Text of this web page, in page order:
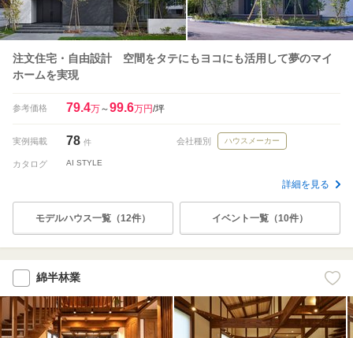
注文住宅・自由設計 空間をタテにもヨコにも活用して夢のマイ
ホームを実現
参考価格 79.4万～99.6万円/坪
実例掲載 78 件 会社種別 ハウスメーカー
カタログ AI STYLE
詳細を見る
モデルハウス一覧（12件） イベント一覧（10件）
綿半林業